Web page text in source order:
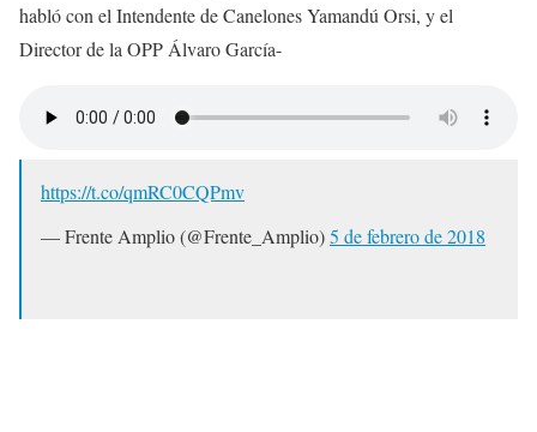
habló con el Intendente de Canelones Yamandú Orsi, y el
Director de la OPP Álvaro García-
https://t.co/qmRC0CQPmv
— Frente Amplio (@Frente_Amplio)5 de febrero de 2018